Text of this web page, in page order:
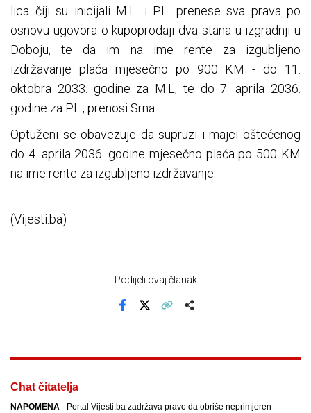
lica čiji su inicijali M.L. i P.L. prenese sva prava po
osnovu ugovora o kupoprodaji dva stana u izgradnji u
Doboju, te da im na ime rente za izgubljeno
izdržavanje plaća mjesečno po 900 KM - do 11.
oktobra 2033. godine za M.L, te do 7. aprila 2036.
godine za P.L., prenosi Srna.
Optuženi se obavezuje da supruzi i majci oštećenog
do 4. aprila 2036. godine mjesečno plaća po 500 KM
na ime rente za izgubljeno izdržavanje.
(Vijesti.ba)
Podijeli ovaj članak
Chat čitatelja
NAPOMENA - Portal Vijesti.ba zadržava pravo da obriše neprimjeren